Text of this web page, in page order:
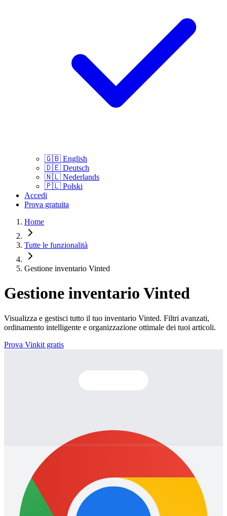
🇬🇧 English
🇩🇪 Deutsch
🇳🇱 Nederlands
🇵🇱 Polski
Accedi
Prova gratuita
Home
Tutte le funzionalità
Gestione inventario Vinted
Gestione inventario Vinted
Visualizza e gestisci tutto il tuo inventario Vinted. Filtri avanzati,
ordinamento intelligente e organizzazione ottimale dei tuoi articoli.
Prova Vinkit gratis